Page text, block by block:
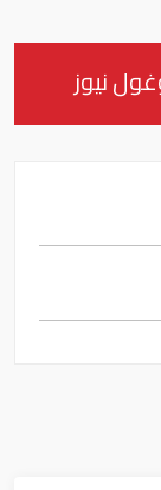
نيوز